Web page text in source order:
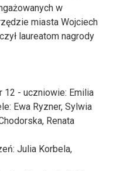
w
miasta Wojciech
laureatom nagrody
12 - uczniowie: Emilia
Ewa Ryzner, Sylwia
Renata
Julia Korbela,